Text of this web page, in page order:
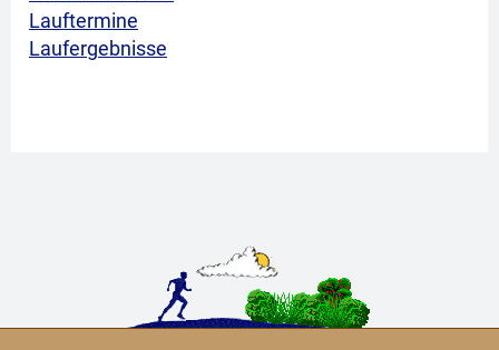
Lauftermine
Laufergebnisse